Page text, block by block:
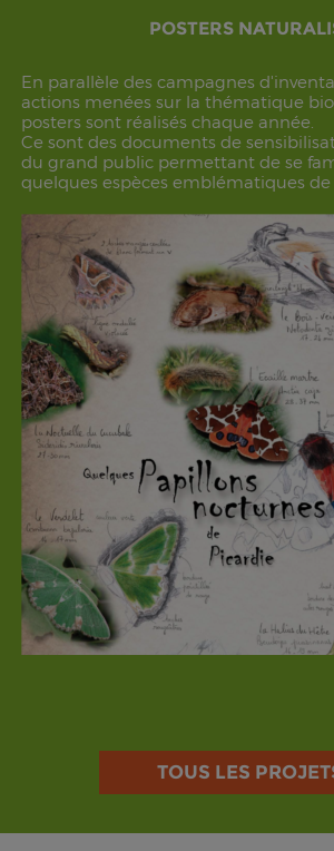
POSTERS
En parallèle des campagnes
actions menées sur la thématique
posters sont réalisés chaque année.
Ce sont des documents de
du grand public permettant de se
quelques espèces emblématiques de
TOUS LES